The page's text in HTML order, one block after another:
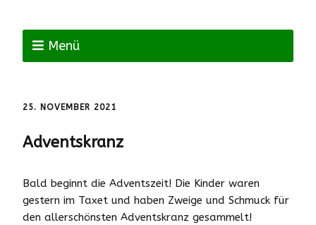
Menü
25. NOVEMBER 2021
Adventskranz
Bald beginnt die Adventszeit! Die Kinder waren
gestern im Taxet und haben Zweige und Schmuck für
den allerschönsten Adventskranz gesammelt!